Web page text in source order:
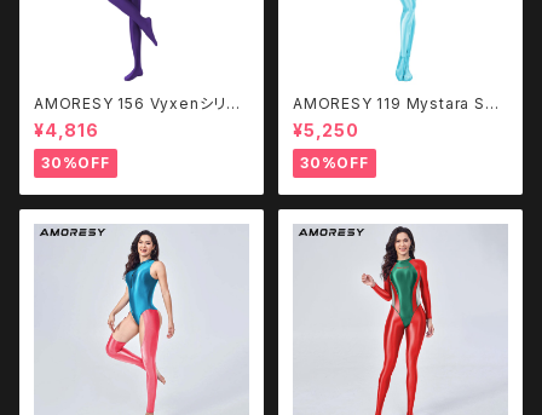
AMORESY 156 Vyxenシリー
ズ スプーキーキャットスーツ
¥4,816
30%OFF
AMORESY 119 Mystara Seri
es キャットスーツ
¥5,250
30%OFF